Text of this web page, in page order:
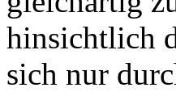
hinsichtlich
sich nur